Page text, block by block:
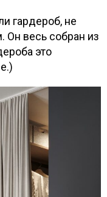
гардероб, не
Он весь собран из
это